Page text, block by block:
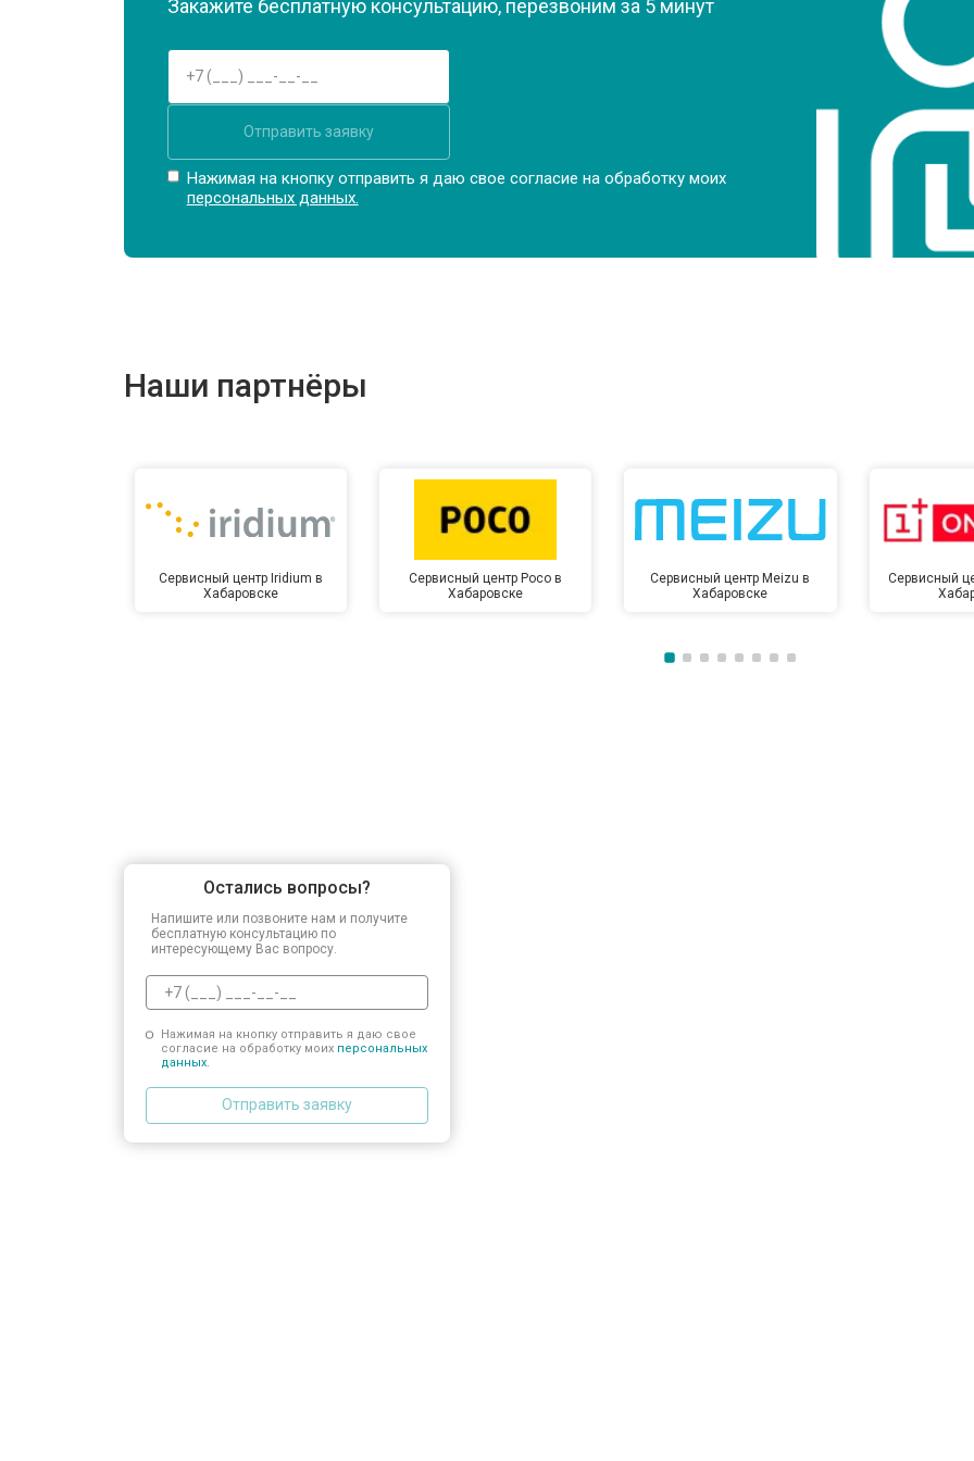
Замена матрицы
Ремонт цепи питания
Замена USB порта от 70 мин
Замена микрофона
Прошивка BIOS от 50 мин
Замена северного моста
Закажите бесплатную консультацию, перезвоним за 5 минут
Отправить заявку
Нажимая на кнопку отправить я даю свое согласие на обработку моих
персональных данных.
Наши партнёры
Сервисный центр Iridium в
Хабаровске
Сервисный центр Poco в
Хабаровске
Сервисный центр Meizu в
Хабаровске
Сервисный
Остались вопросы?
Напишите или позвоните нам и получите
бесплатную консультацию по
интересующему Вас вопросу.
Нажимая на кнопку отправить я даю свое
согласие на обработку моих персональных
данных.
Отправить заявку